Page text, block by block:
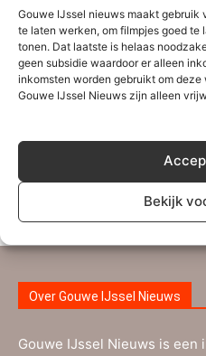
Gouwe IJssel nieuws maakt
te laten werken, om filmpjes goed
tonen. Dat laatste is helaas
geen subsidie waardoor er alleen
inkomsten worden gebruikt om
Gouwe IJssel Nieuws zijn alleen
Bekijk
Gouwe IJssel
Over Gouwe IJssel Nieuws
Gouwe IJssel Nieuws is een